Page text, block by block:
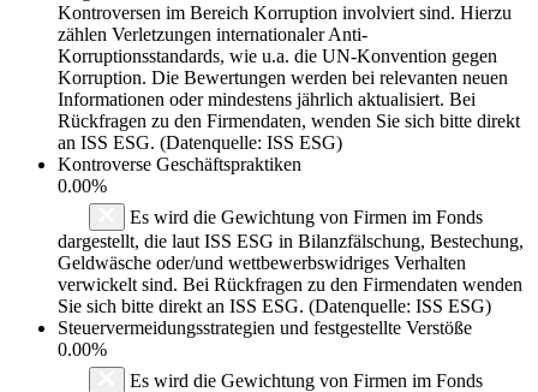
Kontroversen im Bereich Korruption involviert sind. Hierzu
zählen Verletzungen internationaler Anti-
Korruptionsstandards, wie u.a. die UN-Konvention gegen
Korruption. Die Bewertungen werden bei relevanten neuen
Informationen oder mindestens jährlich aktualisiert. Bei
Rückfragen zu den Firmendaten, wenden Sie sich bitte direkt
an ISS ESG. (Datenquelle: ISS ESG)
Kontroverse Geschäftspraktiken
0.00%
Es wird die Gewichtung von Firmen im Fonds
dargestellt, die laut ISS ESG in Bilanzfälschung, Bestechung,
Geldwäsche oder/und wettbewerbswidriges Verhalten
verwickelt sind. Bei Rückfragen zu den Firmendaten wenden
Sie sich bitte direkt an ISS ESG. (Datenquelle: ISS ESG)
Steuervermeidungsstrategien und festgestellte Verstöße
0.00%
Es wird die Gewichtung von Firmen im Fonds